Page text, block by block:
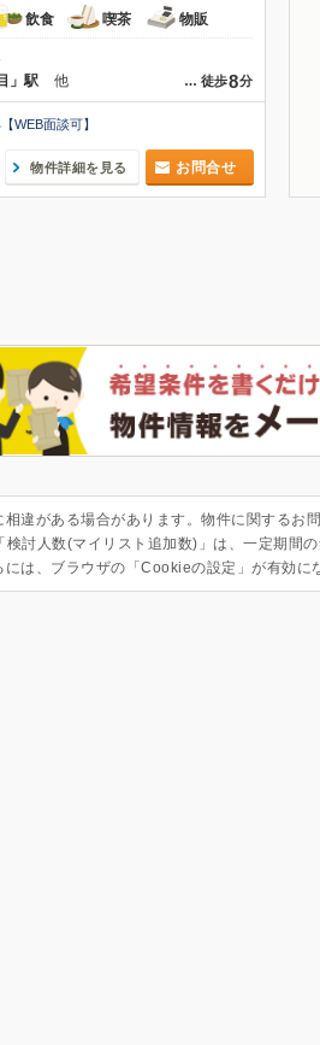
飲食 喫茶 物販
… 徒歩8分
」駅 他
WEB面談可】
物件詳細を見る お問合せ
違がある場合があります。物件に関するお
討人数(マイリスト追加数)」は、一定期間
は、ブラウザの「Cookieの設定」が有効に